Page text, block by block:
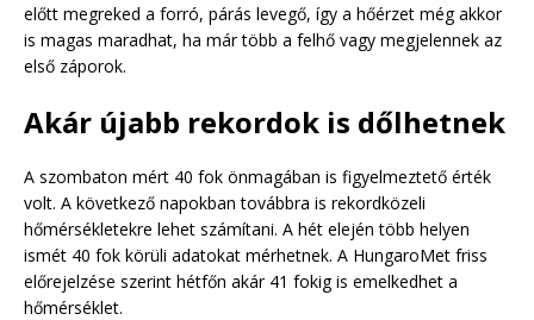
előtt megreked a forró, párás levegő, így a hőérzet még akkor
is magas maradhat, ha már több a felhő vagy megjelennek az
első záporok.
Akár újabb rekordok is dőlhetnek
A szombaton mért 40 fok önmagában is figyelmeztető érték
volt. A következő napokban továbbra is rekordközeli
hőmérsékletekre lehet számítani. A hét elején több helyen
ismét 40 fok körüli adatokat mérhetnek. A HungaroMet friss
előrejelzése szerint hétfőn akár 41 fokig is emelkedhet a
hőmérséklet.